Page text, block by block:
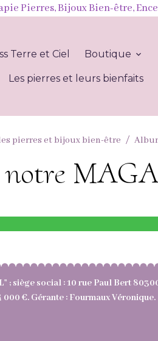
Pierres, Bijoux Bien-être,
Terre et Ciel Boutique
Les pierres et leurs bienfaits
pierres et bijoux bien-être
notre
; siège social : 10 rue Paul Bert
€. Gérante : Fourmaux